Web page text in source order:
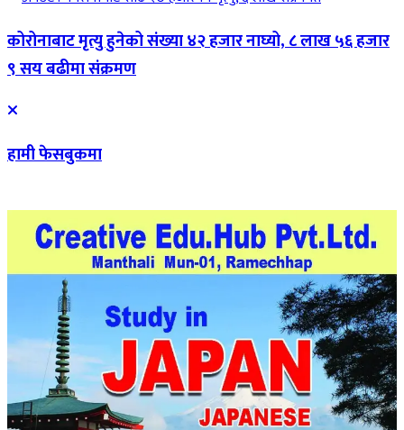
कोरोनाबाट मृत्यु हुनेको संख्या ४२ हजार नाघ्यो, ८ लाख ५६ हजार
९ सय बढीमा संक्रमण
हामी फेसबुकमा